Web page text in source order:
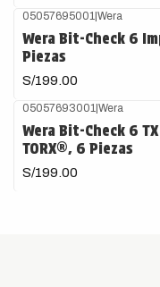
05057695001 |Wera
Wera Bit-Check 6
Piezas
S/199.00
05057693001 |Wera
Wera Bit-Check 6
TORX®, 6 Piezas
S/199.00